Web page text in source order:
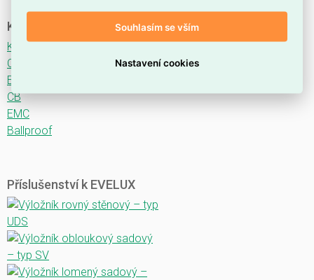
Ke stažení
Katalogový list
CE
ENEC
CB
EMC
Ballproof
Příslušenství k EVELUX
Souhlasím se vším
Nastavení cookies